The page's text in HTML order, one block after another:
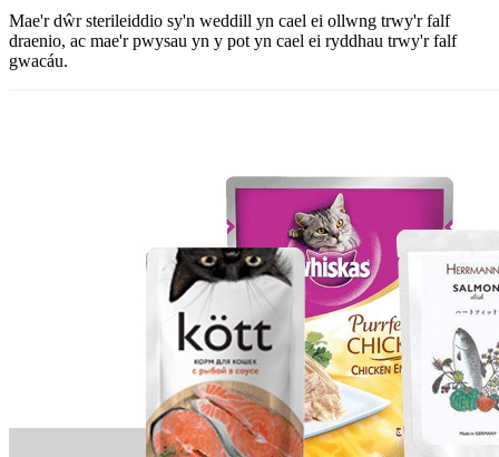
Mae'r dŵr sterileiddio sy'n weddill yn cael ei ollwng trwy'r falf
draenio, ac mae'r pwysau yn y pot yn cael ei ryddhau trwy'r falf
gwacáu.